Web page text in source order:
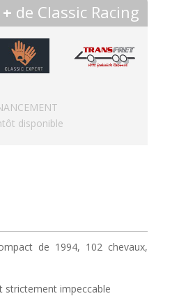
de Classic Racing
disponible
de 1994, 102 chevaux,
strictement impeccable